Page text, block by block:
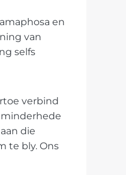
en
van
selfs
verbind
die
te bly. Ons